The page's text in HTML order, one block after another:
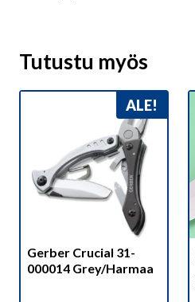
Tutustu myös
ALE!
Gerber Crucial 31-
000014 Grey/Harmaa